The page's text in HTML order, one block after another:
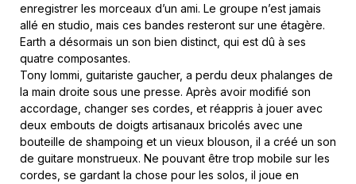
enregistrer les morceaux d’un ami. Le groupe n’est jamais
allé en studio, mais ces bandes resteront sur une étagère.
Earth a désormais un son bien distinct, qui est dû à ses
quatre composantes.
Tony Iommi, guitariste gaucher, a perdu deux phalanges de
la main droite sous une presse. Après avoir modifié son
accordage, changer ses cordes, et réappris à jouer avec
deux embouts de doigts artisanaux bricolés avec une
bouteille de shampoing et un vieux blouson, il a créé un son
de guitare monstrueux. Ne pouvant être trop mobile sur les
cordes, se gardant la chose pour les solos, il joue en